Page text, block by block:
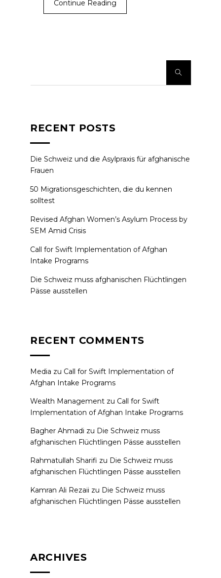
Continue Reading
RECENT POSTS
Die Schweiz und die Asylpraxis für afghanische
Frauen
50 Migrationsgeschichten, die du kennen
solltest
Revised Afghan Women’s Asylum Process by
SEM Amid Crisis
Call for Swift Implementation of Afghan
Intake Programs
Die Schweiz muss afghanischen Flüchtlingen
Pässe ausstellen
RECENT COMMENTS
Media zu Call for Swift Implementation of
Afghan Intake Programs
Wealth Management zu Call for Swift
Implementation of Afghan Intake Programs
Bagher Ahmadi zu Die Schweiz muss
afghanischen Flüchtlingen Pässe ausstellen
Rahmatullah Sharifi zu Die Schweiz muss
afghanischen Flüchtlingen Pässe ausstellen
Kamran Ali Rezaii zu Die Schweiz muss
afghanischen Flüchtlingen Pässe ausstellen
ARCHIVES